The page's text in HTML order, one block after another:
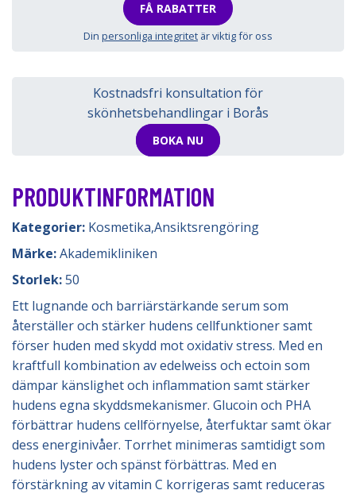
FÅ RABATTER
Din personliga integritet är viktig för oss
Kostnadsfri konsultation för
skönhetsbehandlingar i Borås
BOKA NU
PRODUKTINFORMATION
Kategorier: Kosmetika,Ansiktsrengöring
Märke:Akademikliniken
Storlek:50
Ett lugnande och barriärstärkande serum som
återställer och stärker hudens cellfunktioner samt
förser huden med skydd mot oxidativ stress. Med en
kraftfull kombination av edelweiss och ectoin som
dämpar känslighet och inflammation samt stärker
hudens egna skyddsmekanismer. Glucoin och PHA
förbättrar hudens cellförnyelse, återfuktar samt ökar
dess energinivåer. Torrhet minimeras samtidigt som
hudens lyster och spänst förbättras. Med en
förstärkning av vitamin C korrigeras samt reduceras